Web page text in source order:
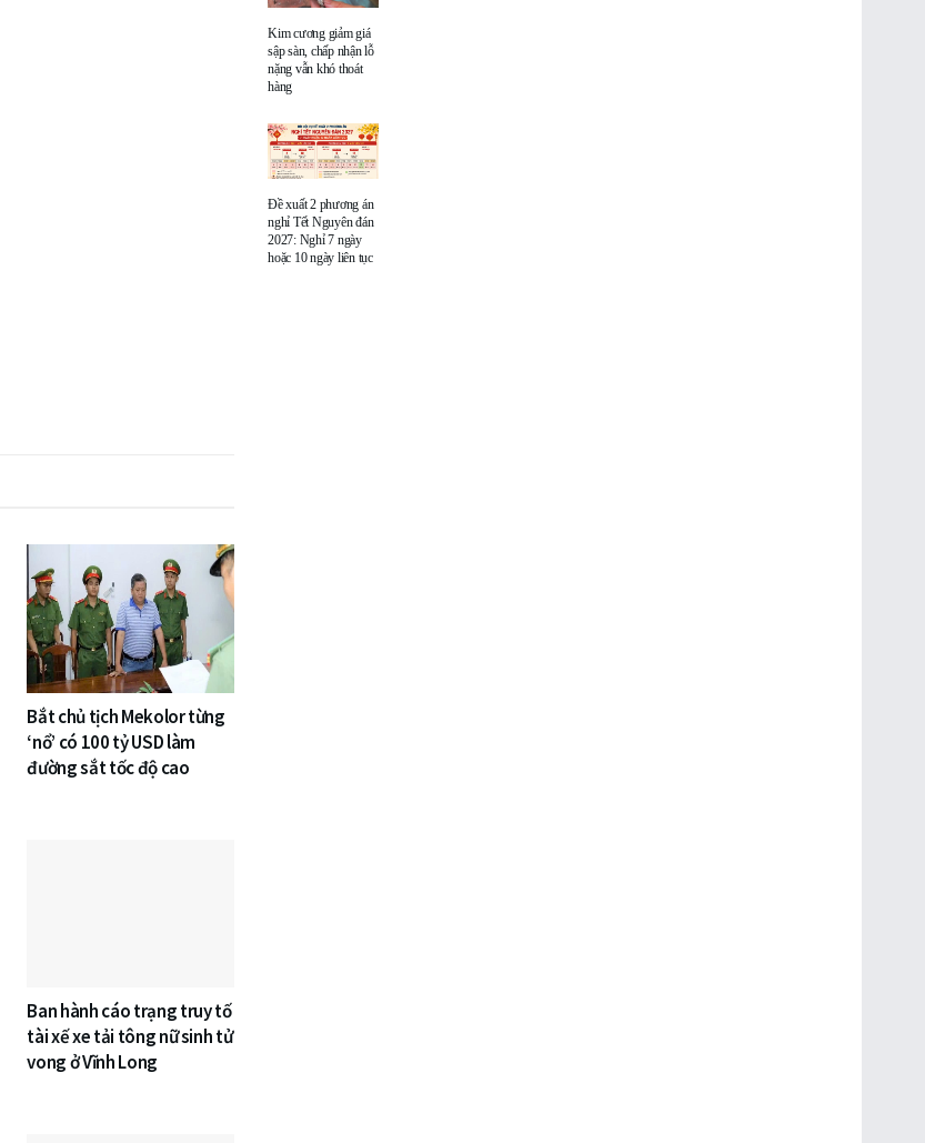
Bắt chủ tịch Mekolor từng
‘nổ’ có 100 tỷ USD làm
đường sắt tốc độ cao
Ban hành cáo trạng truy tố
tài xế xe tải tông nữ sinh tử
vong ở Vĩnh Long
Kim cương giảm giá
sập sàn, chấp nhận lỗ
nặng vẫn khó thoát
hàng
Đề xuất 2 phương án
nghỉ Tết Nguyên đán
2027: Nghỉ 7 ngày
hoặc 10 ngày liên tục